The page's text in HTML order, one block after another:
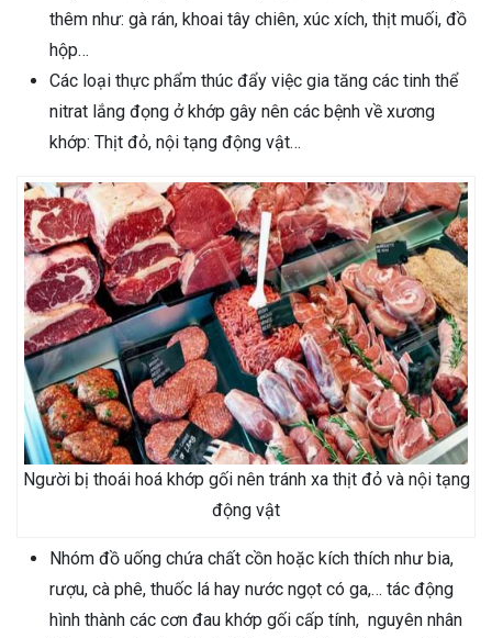
thêm như: gà rán, khoai tây chiên, xúc xích, thịt muối, đồ
hộp…
Các loại thực phẩm thúc đẩy việc gia tăng các tinh thể
nitrat lắng đọng ở khớp gây nên các bệnh về xương
khớp: Thịt đỏ, nội tạng động vật…
Người bị thoái hoá khớp gối nên tránh xa thịt đỏ và nội tạng
động vật
Nhóm đồ uống chứa chất cồn hoặc kích thích như bia,
rượu, cà phê, thuốc lá hay nước ngọt có ga,… tác động
hình thành các cơn đau khớp gối cấp tính, nguyên nhân